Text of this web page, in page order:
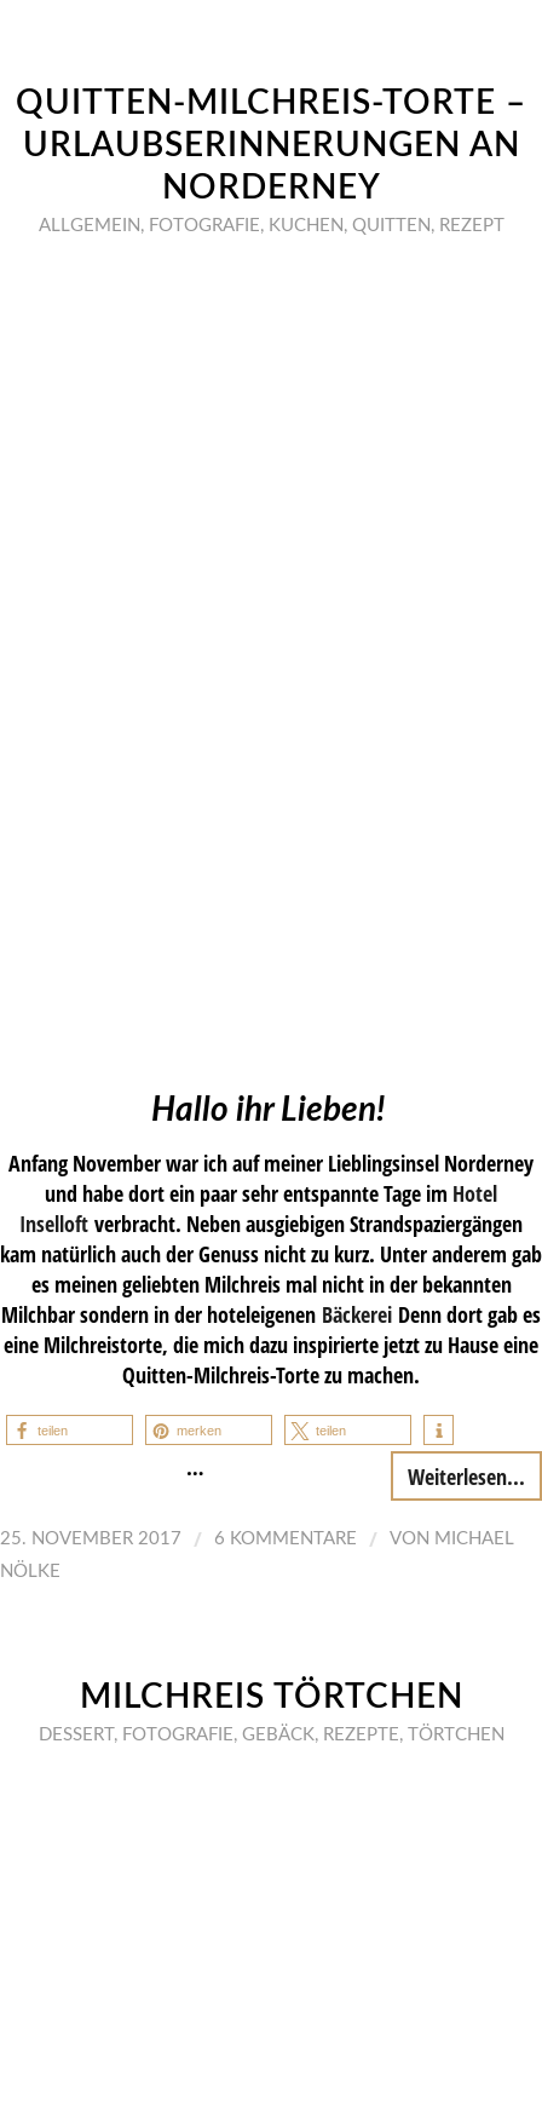
QUITTEN-MILCHREIS-TORTE –
URLAUBSERINNERUNGEN AN
NORDERNEY
ALLGEMEIN , FOTOGRAFIE, KUCHEN , QUITTEN , REZEPT
Hallo ihr Lieben!
Anfang November war ich auf meiner Lieblingsinsel Norderney
und habe dort ein paar sehr entspannte Tage im Hotel
Inselloft verbracht. Neben ausgiebigen Strandspaziergängen
kam natürlich auch der Genuss nicht zu kurz. Unter anderem gab
es meinen geliebten Milchreis mal nicht in der bekannten
Milchbar sondern in der hoteleigenen Bäckerei Denn dort gab es
eine Milchreistorte, die mich dazu inspirierte jetzt zu Hause eine
Quitten-Milchreis-Torte zu machen.
teilen merken teilen
… Weiterlesen...
25. NOVEMBER 2017 / 6 KOMMENTARE / VON MICHAEL
NÖLKE
MILCHREIS TÖRTCHEN
DESSERT, FOTOGRAFIE, GEBÄCK, REZEPTE, TÖRTCHEN